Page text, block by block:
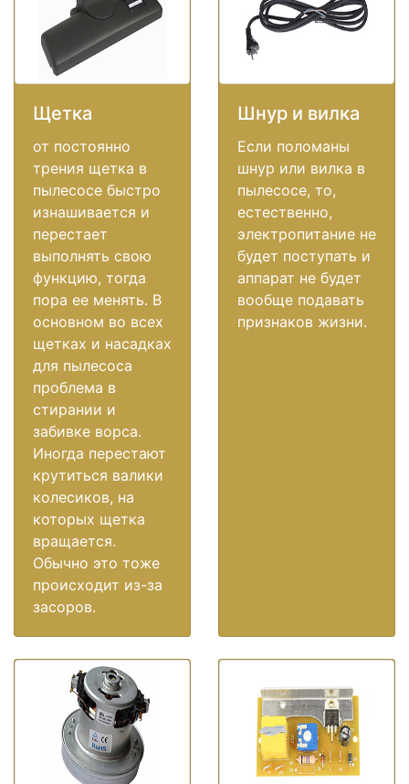
Щетка
от постоянно
трения щетка в
пылесосе быстро
изнашивается и
перестает
выполнять свою
функцию, тогда
пора ее менять. В
основном во всех
щетках и насадках
для пылесоса
проблема в
стирании и
забивке ворса.
Иногда перестают
крутиться валики
колесиков, на
которых щетка
вращается.
Обычно это тоже
происходит из-за
засоров.
Шнур и вилка
Если поломаны
шнур или вилка в
пылесосе, то,
естественно,
электропитание не
будет поступать и
аппарат не будет
вообще подавать
признаков жизни.